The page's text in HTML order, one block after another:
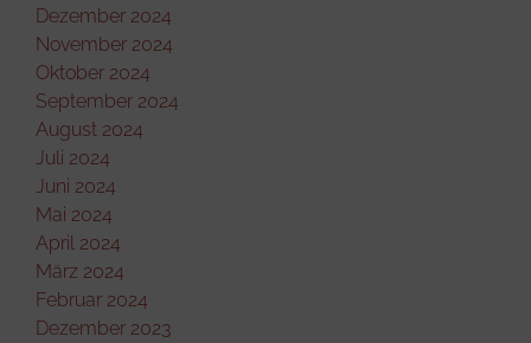
Dezember 2024
November 2024
Oktober 2024
September 2024
August 2024
Juli 2024
Juni 2024
Mai 2024
April 2024
März 2024
Februar 2024
Dezember 2023